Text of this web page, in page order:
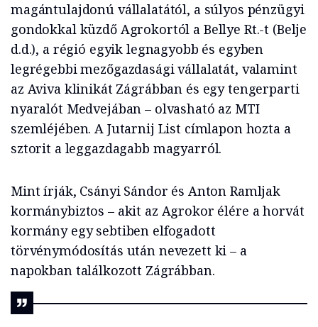
magántulajdonú vállalatától, a súlyos pénzügyi
gondokkal küzdő Agrokortól a Bellye Rt.-t (Belje
d.d.), a régió egyik legnagyobb és egyben
legrégebbi mezőgazdasági vállalatát, valamint
az Aviva klinikát Zágrábban és egy tengerparti
nyaralót Medvejában – olvasható az MTI
szemléjében. A Jutarnij List címlapon hozta a
sztorit a leggazdagabb magyarról.
Mint írják, Csányi Sándor és Anton Ramljak
kormánybiztos – akit az Agrokor élére a horvát
kormány egy sebtiben elfogadott
törvénymódosítás után nevezett ki – a
napokban találkozott Zágrábban.